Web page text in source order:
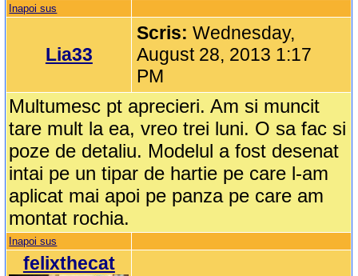
Inapoi sus
Lia33
Scris:Wednesday,
August 28, 2013 1:17
PM
Multumesc pt aprecieri. Am si muncit
tare mult la ea, vreo trei luni. O sa fac si
poze de detaliu. Modelul a fost desenat
intai pe un tipar de hartie pe care l-am
aplicat mai apoi pe panza pe care am
montat rochia.
Inapoi sus
felixthecat